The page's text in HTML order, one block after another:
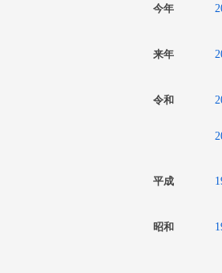
今年
来年
令和
平成
昭和